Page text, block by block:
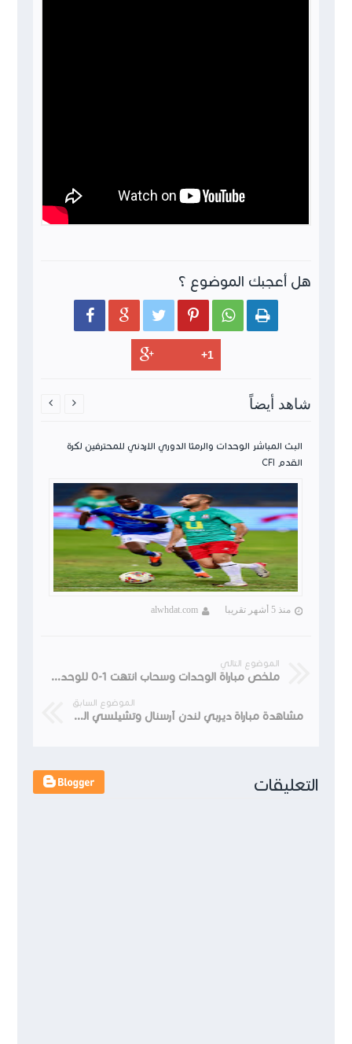
هل أعجبك الموضوع ؟
     
شاهد أيضاً
البث المباشر الوحدات والرمثا الدوري الاردني للمحترفين لكرة
القدم CFI
منذ 5 أشهر تقريبا alwhdat.com
 
الموضوع التالي
ملخص مباراة الوحدات وسحاب انتهت 1-0 للوحدات هشام السيفي الدوري الأردني 2020
الموضوع السابق
مشاهدة مباراة ديربي لندن آرسنال وتشيلسي الدوري الأنجليزي 26-12-2020
التعليقات